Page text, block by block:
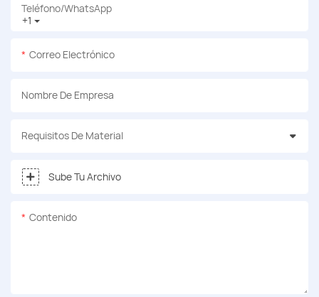
+1
Teléfono/WhatsApp
Correo Electrónico
Nombre De Empresa
Requisitos De Material
Sube Tu Archivo
Contenido